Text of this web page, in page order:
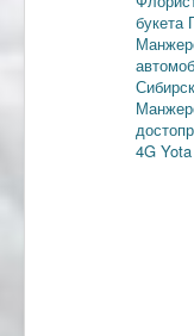
букета
4G Yota